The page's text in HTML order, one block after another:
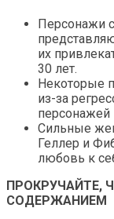
Персонажи
их
30 лет.
Некоторые
из-за
персонажей
Сильные
Геллер и
любовь к
ПРОКРУЧАЙТЕ,
СОДЕРЖАНИЕМ